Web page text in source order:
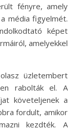
fényre, amely
média figyelmét.
képet
amelyekkel
üzletembert
rabolták el. A
követeljenek a
fordult, amikor
kezdték. A